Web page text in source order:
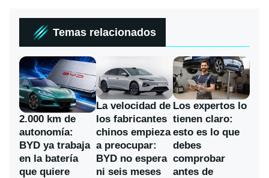
Temas relacionados
2.000 km de
autonomía:
BYD ya trabaja
en la batería
que quiere
La velocidad de
los fabricantes
chinos empieza
a preocupar:
BYD no espera
ni seis meses
Los expertos lo
tienen claro:
esto es lo que
debes
comprobar
antes de